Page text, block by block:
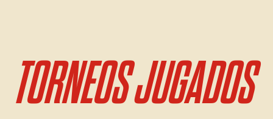
TORNEOS JUGADOS